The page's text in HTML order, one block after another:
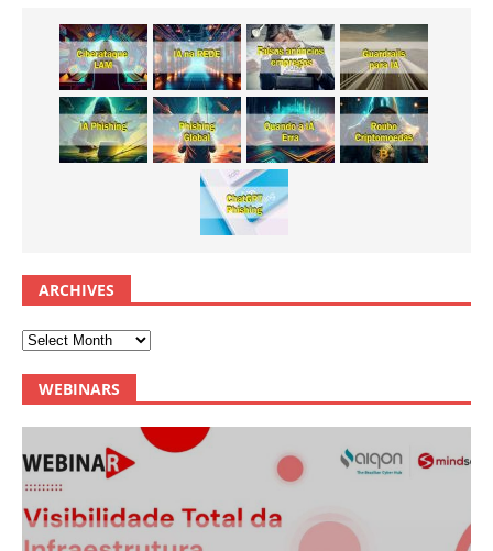
ARCHIVES
WEBINARS